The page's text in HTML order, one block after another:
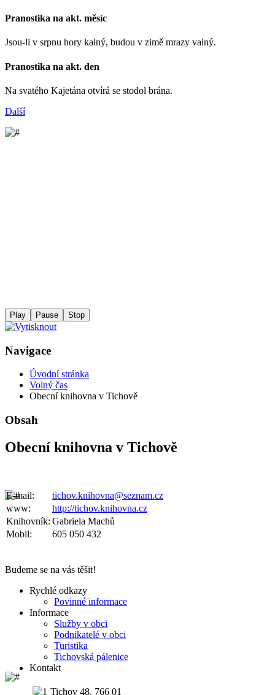
Pranostika na akt. měsíc
Jsou-li v srpnu hory kalný, budou v zimě mrazy valný.
Pranostika na akt. den
Na svatého Kajetána otvírá se stodol brána.
Další
Play Pause Stop
Navigace
Úvodní stránka
Volný čas
Obecní knihovna v Tichově
Obsah
Obecní knihovna v Tichově
E-mail:
tichov.knihovna@seznam.cz
www:
http://tichov.knihovna.cz
Knihovník: Gabriela Machů
Mobil:
605 050 432
Budeme se na vás těšit!
Rychlé odkazy
Povinné informace
Informace
Služby v obci
Podnikatelé v obci
Turistika
Tichovská pálenice
Kontakt
Tichov 48, 766 01